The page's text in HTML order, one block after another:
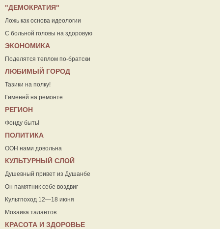
"ДЕМОКРАТИЯ"
Ложь как основа идеологии
С больной головы на здоровую
ЭКОНОМИКА
Поделятся теплом по-братски
ЛЮБИМЫЙ ГОРОД
Тазики на полку!
Гименей на ремонте
РЕГИОН
Фонду быть!
ПОЛИТИКА
ООН нами довольна
КУЛЬТУРНЫЙ СЛОЙ
Душевный привет из Душанбе
Он памятник себе воздвиг
Культпоход 12—18 июня
Мозаика талантов
КРАСОТА И ЗДОРОВЬЕ